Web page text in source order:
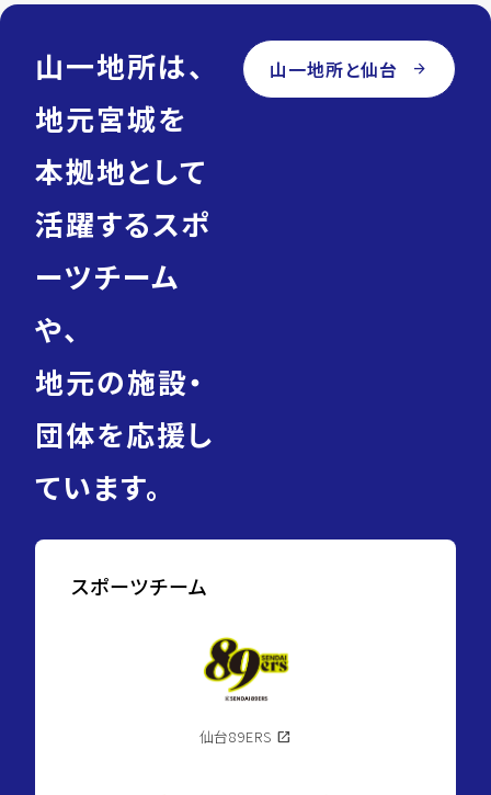
下
北
線/
中
央
駅
currency_yen 2,300
万
2026.08.10
キ
ュ
台
8
棟
location_on 宮
仙
青
区
吉
3LDK
山一地所は、
地元宮城を
本拠地として
活躍するスポ
ーツチーム
や、
地元の施設・
団体を応援し
ています。
山一地所と仙台 arrow_forward
スポーツチーム
仙台89ERS open_in_new